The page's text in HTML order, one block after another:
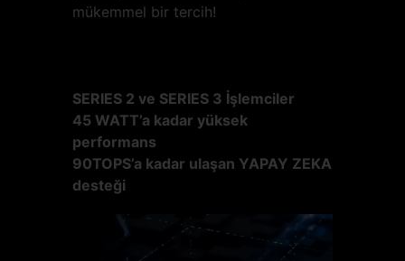
mükemmel bir tercih!
SERIES 2 ve SERIES 3 İşlemciler
45 WATT’a kadar yüksek
performans
90TOPS’a kadar ulaşan YAPAY ZEKA
desteği